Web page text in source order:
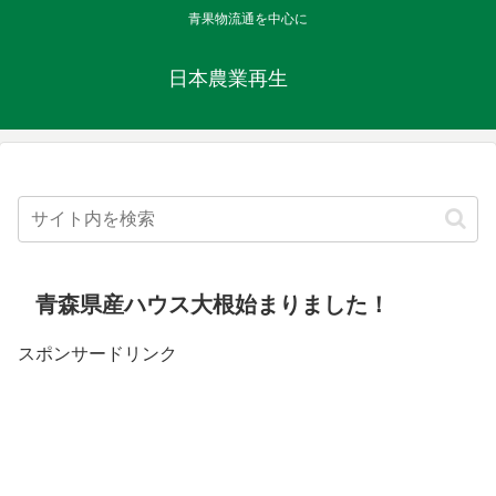
青果物流通を中心に
日本農業再生
青森県産ハウス大根始まりました！
スポンサードリンク